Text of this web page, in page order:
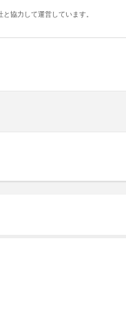
協力して運営しています。